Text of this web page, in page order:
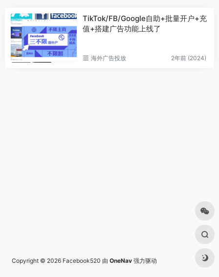
TikTok/FB/Google自助+批量开户+充
值+搭建广告功能上线了
海外广告投放 2年前 (2024)
Copyright © 2026 Facebook520 由 OneNav 强力驱动